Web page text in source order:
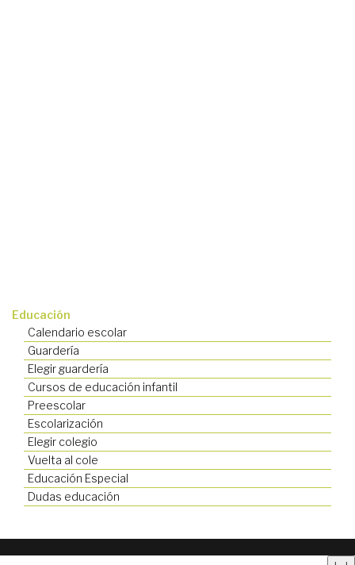
Educación
Calendario escolar
Guardería
Elegir guardería
Cursos de educación infantil
Preescolar
Escolarización
Elegir colegio
Vuelta al cole
Educación Especial
Dudas educación